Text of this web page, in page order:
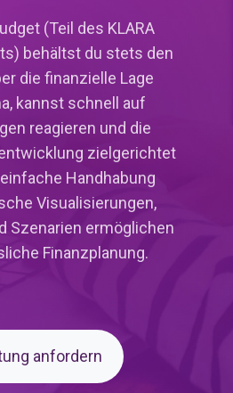
(Teil des KLARA
behältst du stets den
die finanzielle Lage
kannst schnell auf
reagieren und die
zielgerichtet
Handhabung
Visualisierungen,
Szenarien ermöglichen
Finanzplanung.
anfordern